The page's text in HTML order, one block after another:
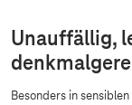
Unauffällig,
Besonders in